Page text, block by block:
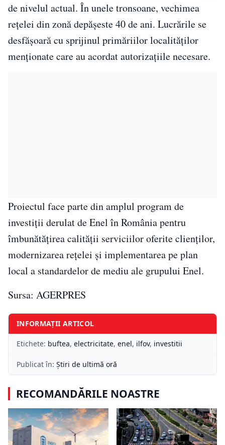
de nivelul actual. În unele tronsoane, vechimea
reţelei din zonă depăşeste 40 de ani. Lucrările se
desfăşoară cu sprijinul primăriilor localităţilor
menţionate care au acordat autorizaţiile necesare.
Proiectul face parte din amplul program de
investiţii derulat de Enel în România pentru
îmbunătăţirea calităţii serviciilor oferite clienţilor,
modernizarea reţelei şi implementarea pe plan
local a standardelor de mediu ale grupului Enel.
Sursa: AGERPRES
INFORMAȚII ARTICOL
Etichete: buftea, electricitate, enel, ilfov, investitii
Publicat în: Știri de ultimă oră
RECOMANDĂRILE NOASTRE